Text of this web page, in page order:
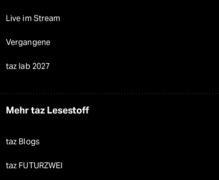
Live im Stream
Vergangene
taz lab 2027
Mehr taz Lesestoff
taz Blogs
taz FUTURZWEI